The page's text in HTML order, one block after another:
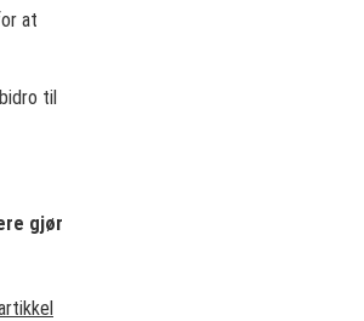
at
til
gjør